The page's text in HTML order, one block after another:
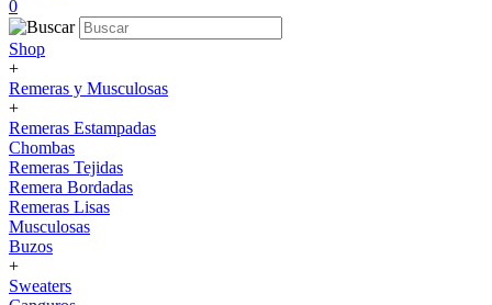
0
Shop
+
Remeras y Musculosas
+
Remeras Estampadas
Chombas
Remeras Tejidas
Remera Bordadas
Remeras Lisas
Musculosas
Buzos
+
Sweaters